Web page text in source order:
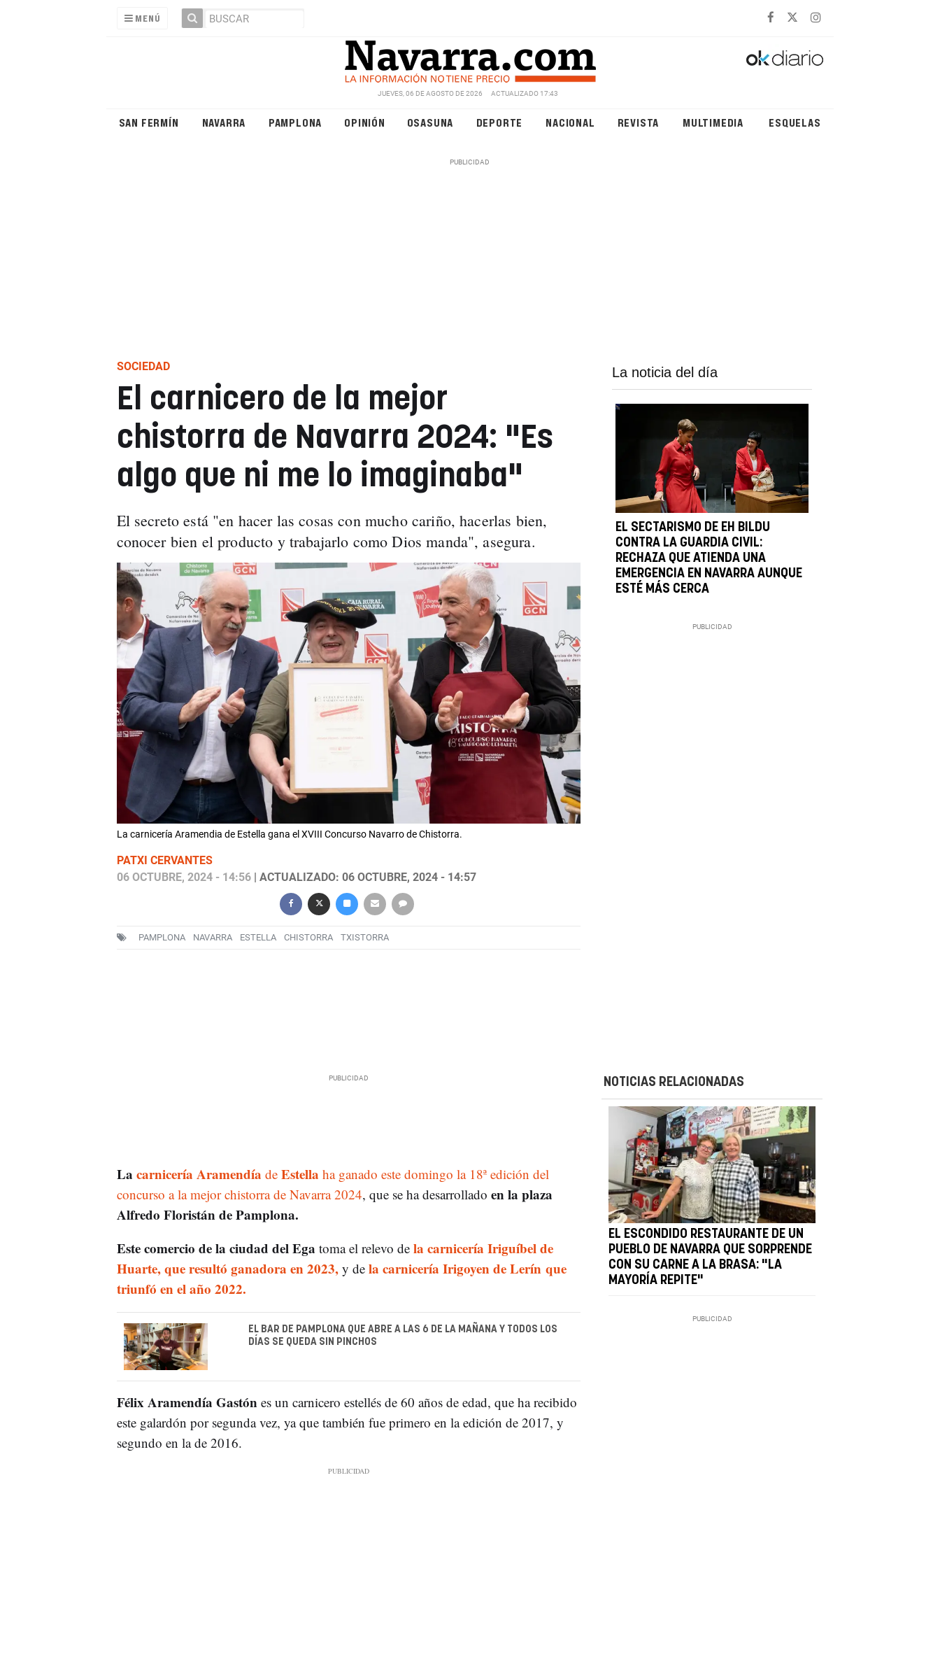
MENÚ
JUEVES, 06 DE AGOSTO DE 2026 ACTUALIZADO 17:43
SAN FERMÍN NAVARRA PAMPLONA OPINIÓN OSASUNA DEPORTE NACIONAL REVISTA MULTIMEDIA ESQUELAS
SOCIEDAD
El carnicero de la mejor
chistorra de Navarra 2024: "Es
algo que ni me lo imaginaba"
El secreto está "en hacer las cosas con mucho cariño, hacerlas bien,
conocer bien el producto y trabajarlo como Dios manda", asegura.
La carnicería Aramendia de Estella gana el XVIII Concurso Navarro de Chistorra.
PATXI CERVANTES
06 OCTUBRE, 2024 - 14:56| ACTUALIZADO: 06 OCTUBRE, 2024 - 14:57
PAMPLONA NAVARRA ESTELLA CHISTORRA TXISTORRA
La noticia del día
EL SECTARISMO DE EH BILDU
CONTRA LA GUARDIA CIVIL:
RECHAZA QUE ATIENDA UNA
EMERGENCIA EN NAVARRA AUNQUE
ESTÉ MÁS CERCA
La carnicería Aramendía deEstella ha ganado este domingo la 18ª edición del
concurso a la mejor chistorra de Navarra 2024, que se ha desarrollado en la plaza
Alfredo Floristán de Pamplona.
Este comercio de la ciudad del Ega toma el relevo dela carnicería Iriguíbel de
Huarte, que resultó ganadora en 2023, y de la carnicería Irigoyen de Lerín que
triunfó en el año 2022.
EL BAR DE PAMPLONA QUE ABRE A LAS 6 DE LA MAÑANA Y TODOS LOS
DÍAS SE QUEDA SIN PINCHOS
Félix Aramendía Gastónes un carnicero estellés de 60 años de edad, que ha recibido
este galardón por segunda vez, ya que también fue primero en la edición de 2017, y
segundo en la de 2016.
NOTICIAS RELACIONADAS
EL ESCONDIDO RESTAURANTE DE UN
PUEBLO DE NAVARRA QUE SORPRENDE
CON SU CARNE A LA BRASA: "LA
MAYORÍA REPITE"